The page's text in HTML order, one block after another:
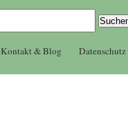
Kontakt & Blog Datenschutz